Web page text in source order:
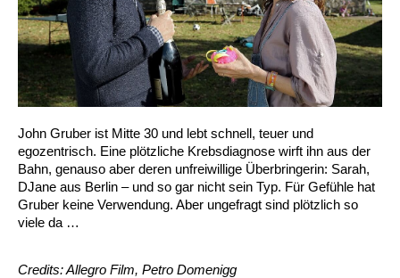
John Gruber ist Mitte 30 und lebt schnell, teuer und
egozentrisch. Eine plötzliche Krebsdiagnose wirft ihn aus der
Bahn, genauso aber deren unfreiwillige Überbringerin: Sarah,
DJane aus Berlin – und so gar nicht sein Typ. Für Gefühle hat
Gruber keine Verwendung. Aber ungefragt sind plötzlich so
viele da …
Credits: Allegro Film, Petro Domenigg